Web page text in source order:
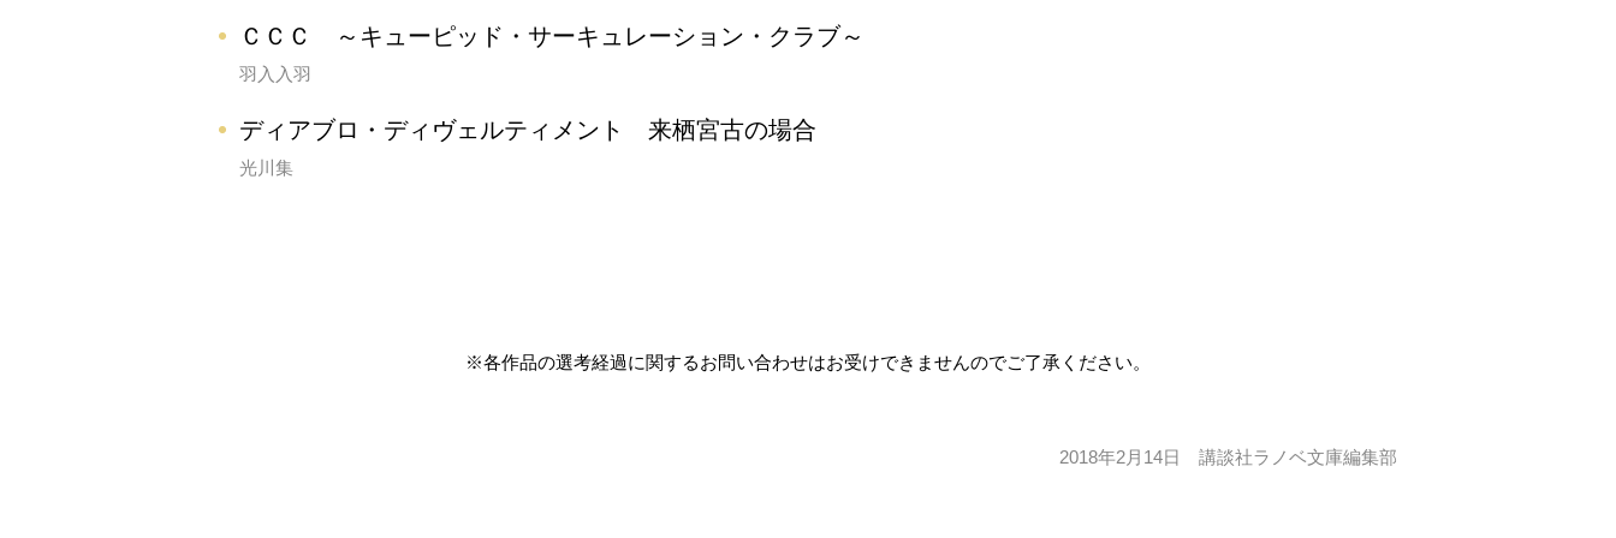
ＣＣＣ ～キューピッド・サーキュレーション・クラブ～
羽入入羽
ディアブロ・ディヴェルティメント 来栖宮古の場合
光川集
※各作品の選考経過に関するお問い合わせはお受けできませんのでご了承ください。
2018年2月14日 講談社ラノベ文庫編集部